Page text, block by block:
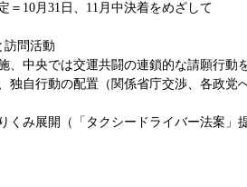
＝10月31日、11月中決着をめざして
訪問活動
、中央では交運共闘の連鎖的な請願行動
独自行動の配置（関係省庁交渉、各政党
くみ展開（「タクシードライバー法案」